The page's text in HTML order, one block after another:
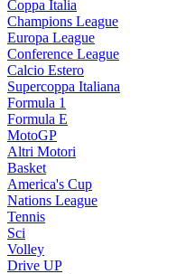
Coppa Italia
Champions League
Europa League
Conference League
Calcio Estero
Supercoppa Italiana
Formula 1
Formula E
MotoGP
Altri Motori
Basket
America's Cup
Nations League
Tennis
Sci
Volley
Drive UP